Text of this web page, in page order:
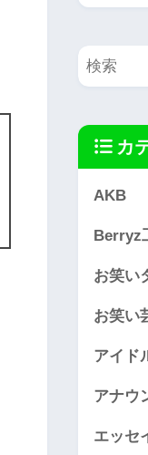
カ
AKB
Berryz
お笑い
お笑い
アイド
アナウ
エッセ